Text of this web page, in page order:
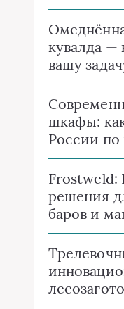
кувалда —
вашу
шкафы:
России по
Frostweld:
решения
баров и